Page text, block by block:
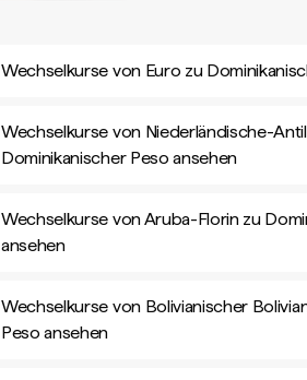
Wechselkurse von Euro zu
Wechselkurse von Niederländische-
Dominikanischer Peso ansehen
Wechselkurse von Aruba-Florin zu
ansehen
Wechselkurse von Bolivianischer
Peso ansehen